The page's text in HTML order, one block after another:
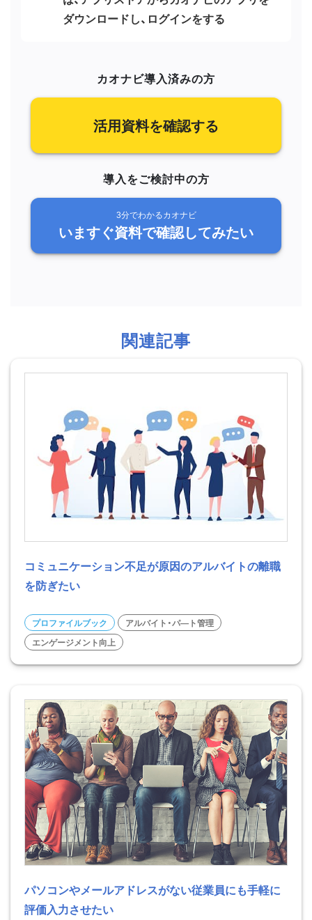
ダウンロードし、ログインをする
カオナビ導入済みの方
活用資料を確認する
導入をご検討中の方
3分でわかるカオナビ
いますぐ資料で確認してみたい
関連記事
コミュニケーション不足が原因のアルバイトの離職
を防ぎたい
プロファイルブック
アルバイト・パ―ト管理
エンゲージメント向上
パソコンやメールアドレスがない従業員にも手軽に
評価入力させたい